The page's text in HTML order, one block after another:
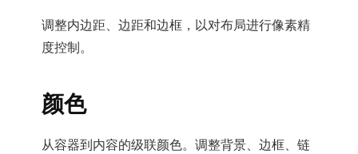
调整内边距、边距和边框，以对布局进行像素精
度控制。
颜色
从容器到内容的级联颜色。调整背景、边框、链